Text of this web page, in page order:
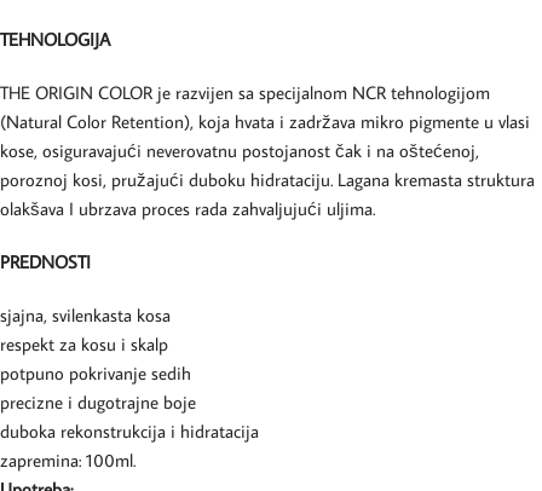
TEHNOLOGIJA
THE ORIGIN COLOR je razvijen sa specijalnom NCR tehnologijom
(Natural Color Retention), koja hvata i zadržava mikro pigmente u vlasi
kose, osiguravajući neverovatnu postojanost čak i na oštećenoj,
poroznoj kosi, pružajući duboku hidrataciju. Lagana kremasta struktura
olakšava I ubrzava proces rada zahvaljujući uljima.
PREDNOSTI
sjajna, svilenkasta kosa
respekt za kosu i skalp
potpuno pokrivanje sedih
precizne i dugotrajne boje
duboka rekonstrukcija i hidratacija
zapremina: 100ml.